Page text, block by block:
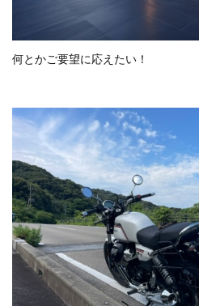
何とかご要望に応えたい！